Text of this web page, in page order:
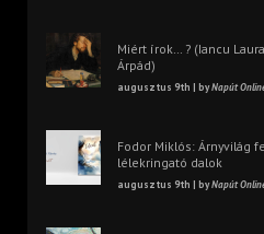
Miért írok… ? (Iancu
Árpád)
augusztus 9th | byNapút
Fodor Miklós: Árnyvilág
lélekringató dalok
augusztus 9th | byNapút